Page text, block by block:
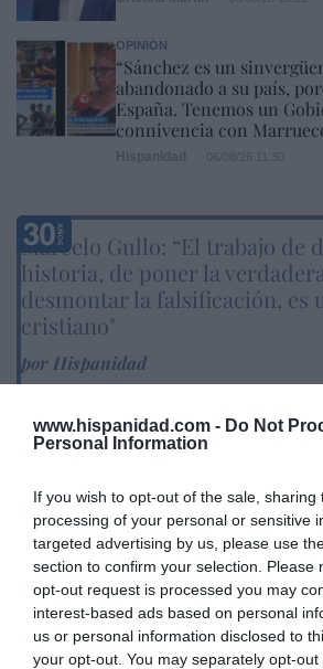
www.hispanidad.com - Do Not
Personal Information
If you wish to opt-out of the sale, sharing
processing of your personal or sensitive
targeted advertising by us, please use
section to confirm your selection. Please
opt-out request is processed you may
interest-based ads based on personal
us or personal information disclosed to
your opt-out. You may separately opt-
OPINIÓN
“Sánchez es un
abandonado a su país,
España. Tenemos un
connivencia con
Marcelo Gullo: “El trabajo de
historia, de poner la
desmontar la falsificación, es
cristiano"
por Hispanidad
DIARIO DE LA
Diario de la corrupción
Audiencia Nacional prorroga
investigación del caso Koldo,
ingente material incautado
por Redacción
Artículos anteriores